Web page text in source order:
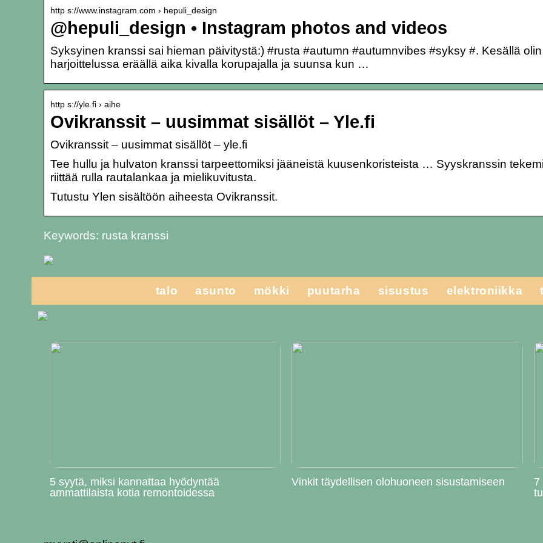
http s://www.instagram.com › hepuli_design
@hepuli_design • Instagram photos and videos
Syksyinen kranssi sai hieman päivitystä:) #rusta #autumn #autumnvibes #syksy #. Kesällä olin
harjoittelussa eräällä aika kivalla korupajalla ja suunsa kun …
http s://yle.fi › aihe
Ovikranssit – uusimmat sisällöt – Yle.fi
Ovikranssit – uusimmat sisällöt – yle.fi
Tee hullu ja hulvaton kranssi tarpeettomiksi jääneistä kuusenkoristeista … Syyskranssin
riittää rulla rautalankaa ja mielikuvitusta.
Tutustu Ylen sisältöön aiheesta Ovikranssit.
Keywords: rusta kranssi
talo asunto mökki puutarha sisustus elektroniikka
5 syytä, miksi kannattaa hyödyntää
ammattilaista kotia remontoidessa
Vinkit täydellisen olohuoneen sisustamiseen
7